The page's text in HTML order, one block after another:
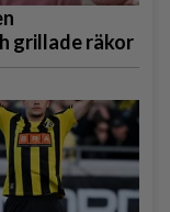
grillade räkor